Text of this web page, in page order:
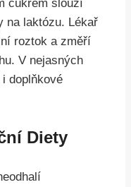
cukrem slouží
na laktózu. Lékař
roztok a změří
V nejasných
doplňkové
Diety